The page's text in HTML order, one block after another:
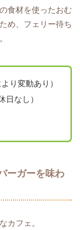
食材を使ったおむ
め、フェリー待ち
り変動あり）
日なし）
ーガーを味わ
カフェ。